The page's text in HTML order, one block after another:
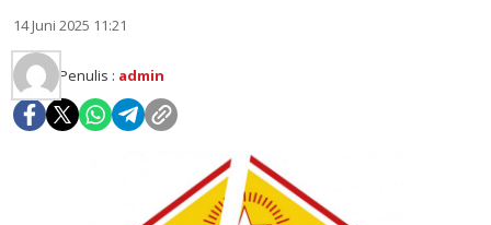
14 Juni 2025 11:21
Penulis : admin